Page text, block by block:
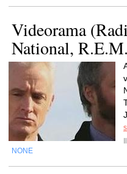
Videorama
National,
NONE